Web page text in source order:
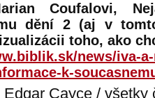
Coufalovi,
dění 2 (aj v
toho, ako
news/iva-
k-
Edgar Cayce / všetky